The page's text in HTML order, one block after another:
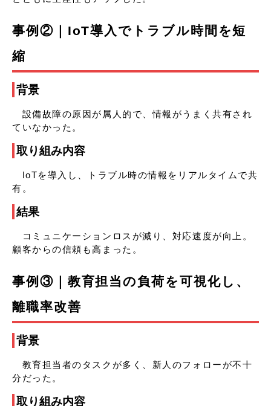
事例②｜IoT導入でトラブル時間を短
縮
背景
設備故障の原因が属人的で、情報がうまく共有され
ていなかった。
取り組み内容
IoTを導入し、トラブル時の情報をリアルタイムで共
有。
結果
コミュニケーションロスが減り、対応速度が向上。
顧客からの信頼も高まった。
事例③｜教育担当の負荷を可視化し、
離職率改善
背景
教育担当者のタスクが多く、新人のフォローが不十
分だった。
取り組み内容